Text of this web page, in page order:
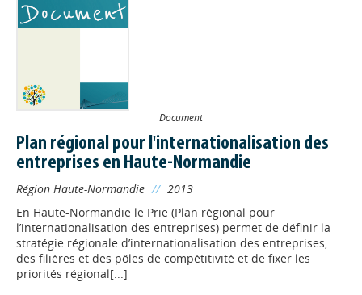
Document
Plan régional pour l'internationalisation des
entreprises en Haute-Normandie
Région Haute-Normandie // 2013
En Haute-Normandie le Prie (Plan régional pour
l’internationalisation des entreprises) permet de définir la
stratégie régionale d’internationalisation des entreprises,
des filières et des pôles de compétitivité et de fixer les
priorités régional[...]